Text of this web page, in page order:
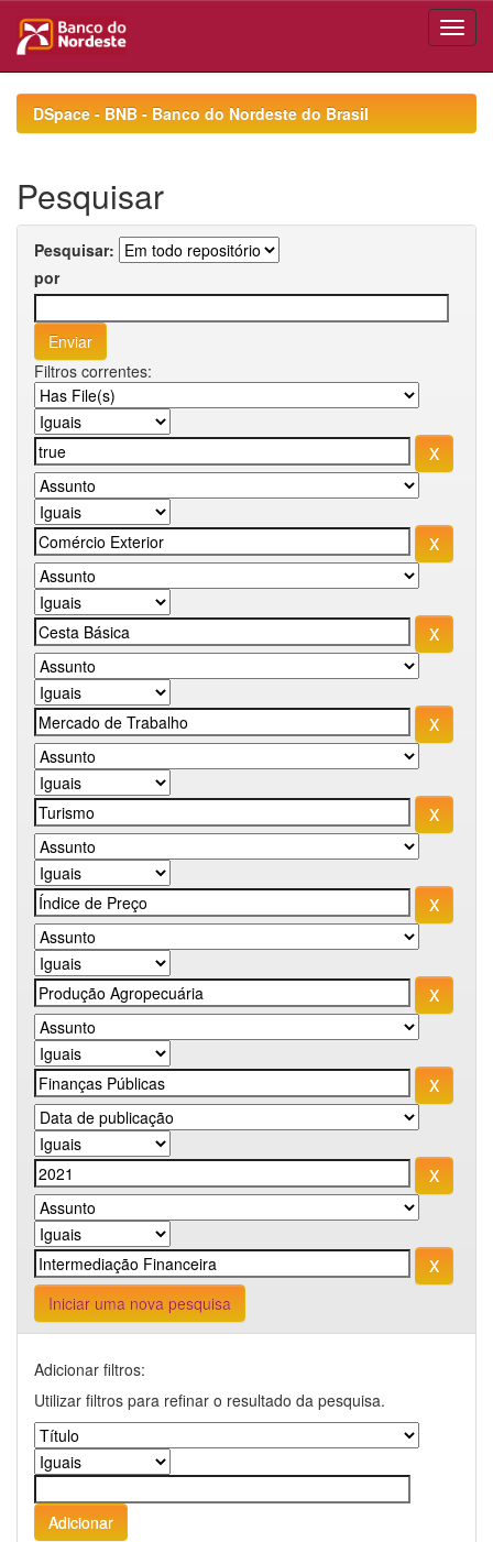
navigationDSpace - BNB - Banco do Nordeste do Brasil
Pesquisar
Pesquisar:
por
Filtros correntes:
Iniciar uma nova pesquisa
Adicionar filtros:
Utilizar filtros para refinar o resultado da pesquisa.